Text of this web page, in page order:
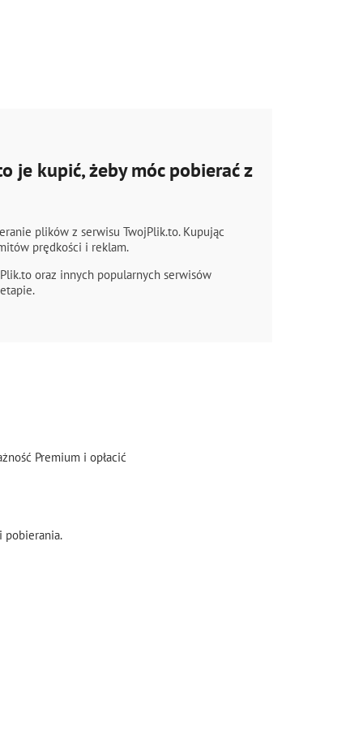
je kupić, żeby móc pobierać z
plików z serwisu TwojPlik.to. Kupując
prędkości i reklam.
oraz innych popularnych serwisów
Premium i opłacić
pobierania.